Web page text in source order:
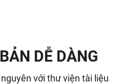
DỄ DÀNG
với thư viện tài liệu